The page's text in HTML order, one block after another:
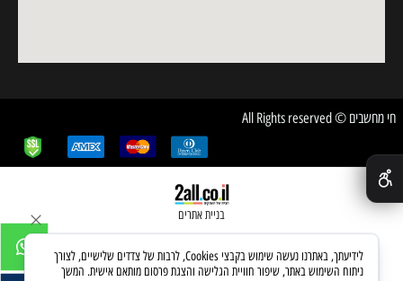
חי מחשבים © All Rights reserved
בניית אתרים
לידיעתך, באתרנו נעשה שימוש בקבצי Cookies, לרבות של צדדים שלישיים, לצורך
ניתוח השימוש באתר, שיפור חוויית הגלישה והצגת פרסום מותאם אישית. המשך